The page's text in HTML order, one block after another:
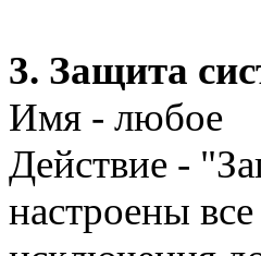
3. Защита
Имя - любое
Действие -
настроены